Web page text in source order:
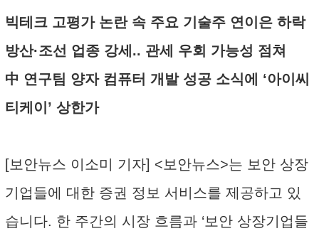
빅테크 고평가 논란 속 주요 기술주 연이은 하락
방산·조선 업종 강세.. 관세 우회 가능성 점쳐
中 연구팀 양자 컴퓨터 개발 성공 소식에 ‘아이씨
티케이’ 상한가
[보안뉴스 이소미 기자] <보안뉴스>는 보안 상장
기업들에 대한 증권 정보 서비스를 제공하고 있
습니다. 한 주간의 시장 흐름과 ‘보안 상장기업들